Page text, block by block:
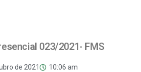
023/2021- FMS
de 2021 10:06 am